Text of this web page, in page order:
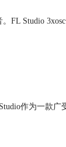
FL Studio
作为一款